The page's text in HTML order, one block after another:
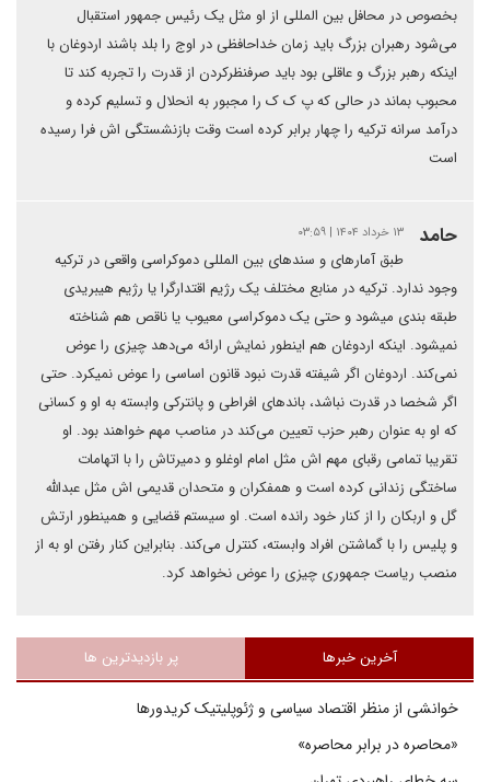
بخصوص در محافل بین المللی از او مثل یک رئیس جمهور استقبال
می‌شود رهبران بزرگ باید زمان خداحافظی در اوج را بلد باشند اردوغان با
اینکه رهبر بزرگ و عاقلی بود باید صرفنظرکردن از قدرت را تجربه کند تا
محبوب بماند در حالی که پ ک ک را مجبور به انحلال و تسلیم کرده و
درآمد سرانه ترکیه را چهار برابر کرده است وقت بازنشستگی اش فرا رسیده
است
حامد ۱۳ خرداد ۱۴۰۴ | ۰۳:۵۹
طبق آمارهای و سندهای بین المللی دموکراسی واقعی در ترکیه
وجود ندارد. ترکیه در منابع مختلف یک رژیم اقتدارگرا یا رژیم هیبریدی
طبقه بندی میشود و حتی یک دموکراسی معیوب یا ناقص هم شناخته
نمیشود. اینکه اردوغان هم اینطور نمایش ارائه می‌دهد چیزی را عوض
نمی‌کند. اردوغان اگر شیفته قدرت نبود قانون اساسی را عوض نمیکرد‌. حتی
اگر شخصا در قدرت نباشد، باندهای افراطی و پانترکی وابسته به او و کسانی
که او به عنوان رهبر حزب تعیین می‌کند در مناصب مهم خواهند بود. او
تقریبا تمامی رقبای مهم اش مثل امام اوغلو و دمیرتاش را با اتهامات
ساختگی زندانی کرده است و همفکران و متحدان قدیمی اش مثل عبدالله
گل و اربکان را از کنار خود رانده است. او سیستم قضایی و همینطور ارتش
و پلیس را با گماشتن افراد وابسته، کنترل می‌کند. بنابراین کنار رفتن او به از
منصب ریاست جمهوری چیزی را عوض نخواهد کرد.
آخرین خبرها پر بازدیدترین ها
خوانشی از منظر اقتصاد سیاسی و ژئوپلیتیک کریدورها
«محاصره در برابر محاصره»